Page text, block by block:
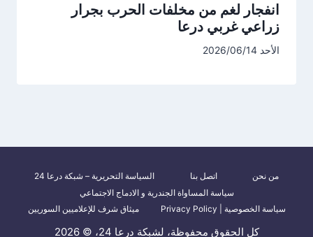
انفجار لغم من مخلفات الحرب بجرار
زراعي غربي درعا
الأحد 2026/06/14
من نحن اتصل بنا
السياسة التحريرية – شبكة درعا 24
سياسة المساواة الجندرية و الادماج الاجتماعي
سياسة الخصوصية | Privacy Policy
ميثاق شرف للإعلاميين السوريين
كل الحقوق محفوظة، لشبكة درعا 24، © 2026